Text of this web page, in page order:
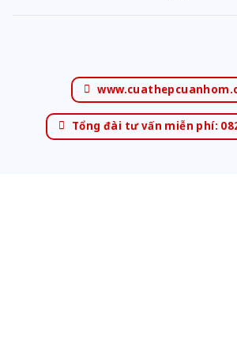
Tổng đài tư vấn miễn phí: